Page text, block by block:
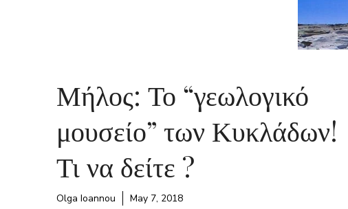
Μήλος: Το “γεωλογικό
μουσείο” των Κυκλάδων!
Τι να δείτε ?
Olga Ioannou May 7, 2018